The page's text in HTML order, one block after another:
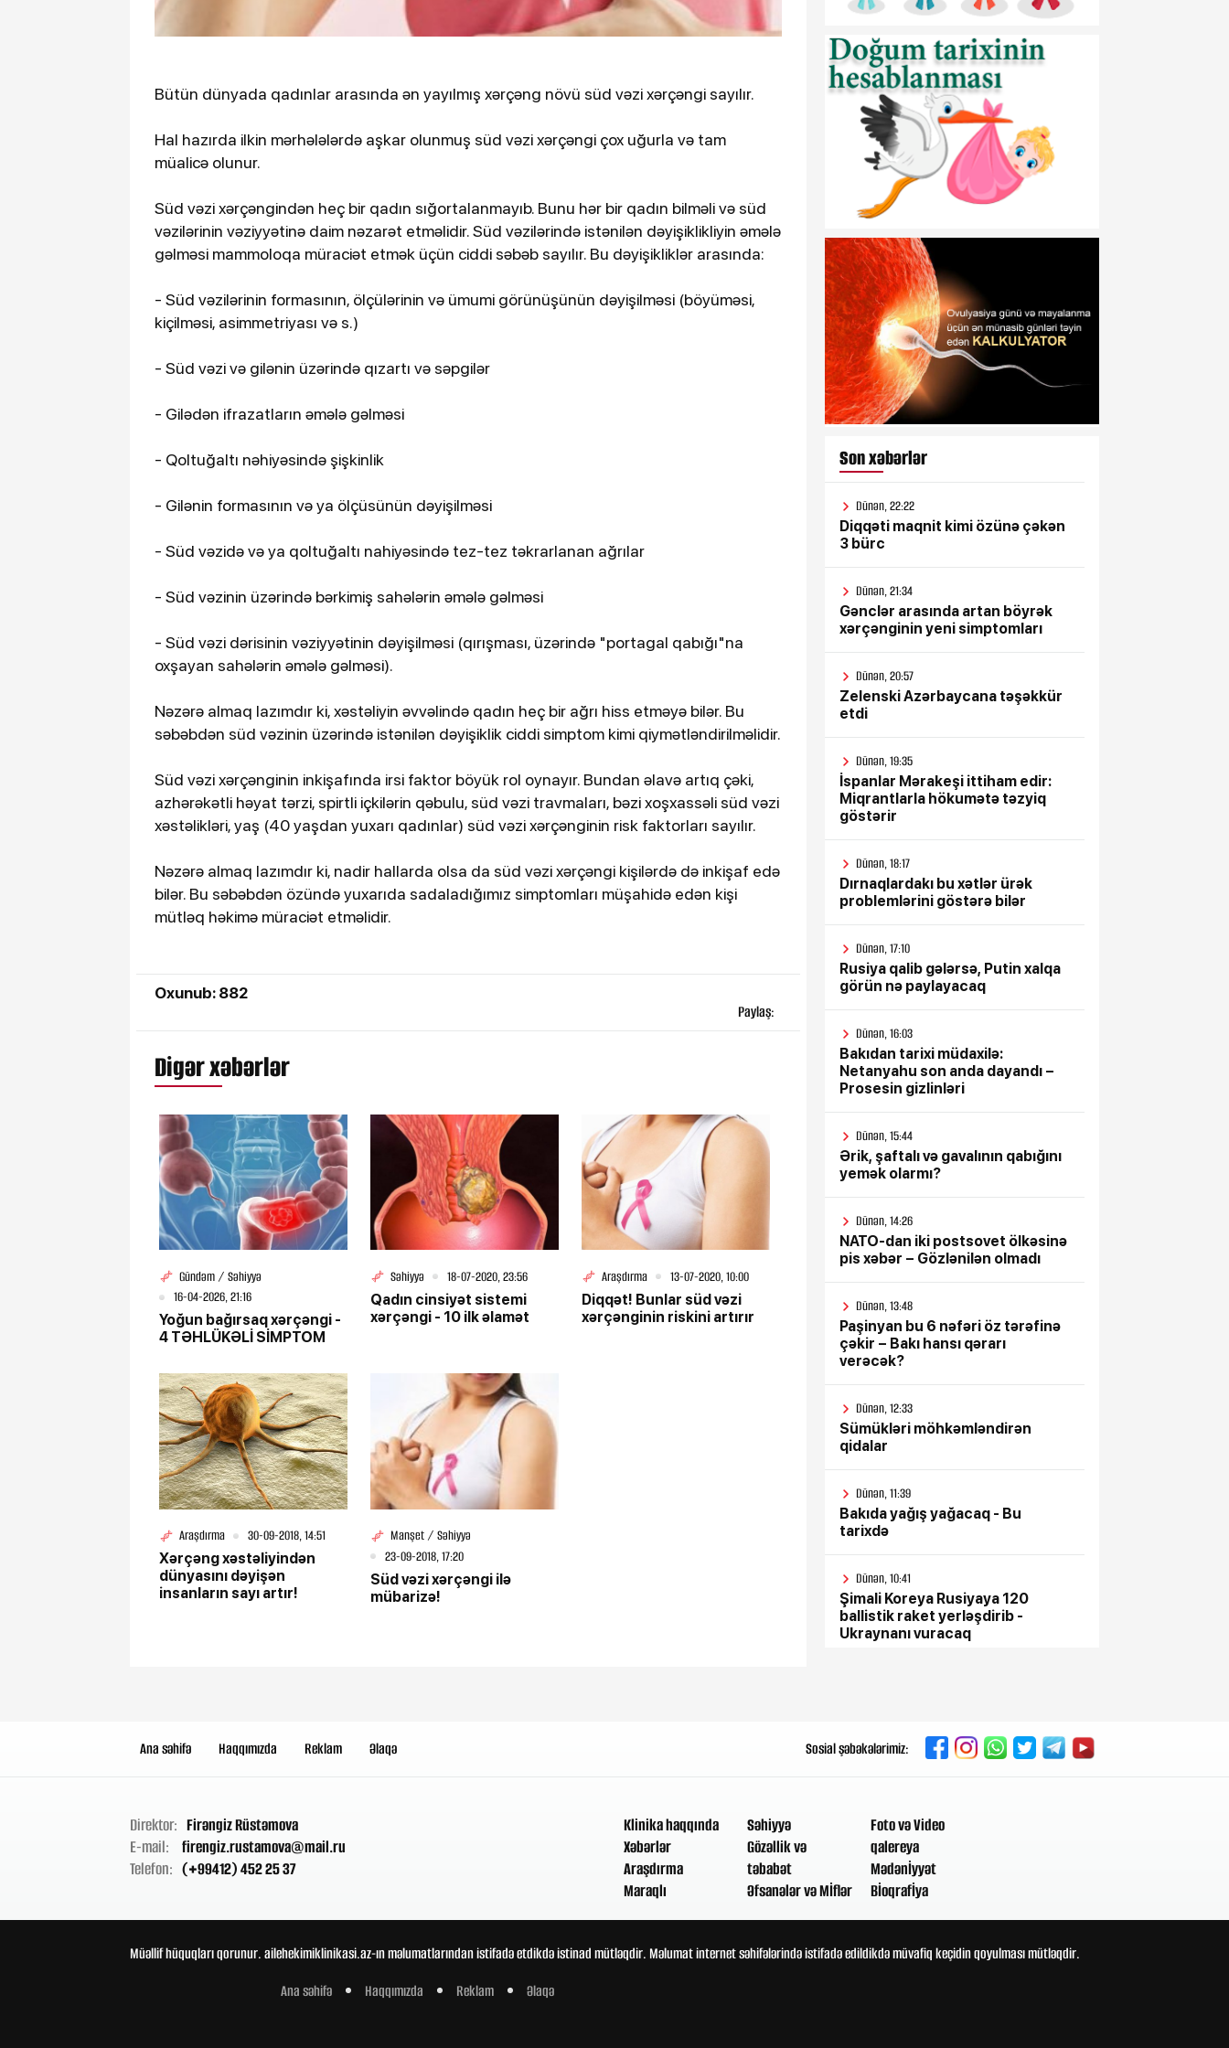
Bütün dünyada qadınlar arasında ən yayılmış xərçəng növü süd vəzi xərçəngi sayılır.
Hal hazırda ilkin mərhələlərdə aşkar olunmuş süd vəzi xərçəngi çox uğurla və tam
müalicə olunur.
Süd vəzi xərçəngindən heç bir qadın sığortalanmayıb. Bunu hər bir qadın bilməli və süd
vəzilərinin vəziyyətinə daim nəzarət etməlidir. Süd vəzilərində istənilən dəyişiklikliyin əmələ
gəlməsi mammoloqa müraciət etmək üçün ciddi səbəb sayılır. Bu dəyişikliklər arasında:
- Süd vəzilərinin formasının, ölçülərinin və ümumi görünüşünün dəyişilməsi (böyüməsi,
kiçilməsi, asimmetriyası və s.)
- Süd vəzi və gilənin üzərində qızartı və səpgilər
- Gilədən ifrazatların əmələ gəlməsi
- Qoltuğaltı nəhiyəsində şişkinlik
- Gilənin formasının və ya ölçüsünün dəyişilməsi
- Süd vəzidə və ya qoltuğaltı nahiyəsində tez-tez təkrarlanan ağrılar
- Süd vəzinin üzərində bərkimiş sahələrin əmələ gəlməsi
- Süd vəzi dərisinin vəziyyətinin dəyişilməsi (qırışması, üzərində "portagal qabığı"na
oxşayan sahələrin əmələ gəlməsi).
Nəzərə almaq lazımdır ki, xəstəliyin əvvəlində qadın heç bir ağrı hiss etməyə bilər. Bu
səbəbdən süd vəzinin üzərində istənilən dəyişiklik ciddi simptom kimi qiymətləndirilməlidir.
Süd vəzi xərçənginin inkişafında irsi faktor böyük rol oynayır. Bundan əlavə artıq çəki,
azhərəkətli həyat tərzi, spirtli içkilərin qəbulu, süd vəzi travmaları, bəzi xoşxassəli süd vəzi
xəstəlikləri, yaş (40 yaşdan yuxarı qadınlar) süd vəzi xərçənginin risk faktorları sayılır.
Nəzərə almaq lazımdır ki, nadir hallarda olsa da süd vəzi xərçəngi kişilərdə də inkişaf edə
bilər. Bu səbəbdən özündə yuxarıda sadaladığımız simptomları müşahidə edən kişi
mütləq həkimə müraciət etməlidir.
Oxunub: 882
Paylaş:
Digər xəbərlər
Gündəm / Səhiyyə
16-04-2026, 21:16
Yoğun bağırsaq xərçəngi -
4 TƏHLÜKƏLİ SİMPTOM
Səhiyyə
18-07-2020, 23:56
Qadın cinsiyət sistemi
xərçəngi - 10 ilk əlamət
Araşdırma
13-07-2020, 10:00
Diqqət! Bunlar süd vəzi
xərçənginin riskini artırır
Araşdırma
30-09-2018, 14:51
Xərçəng xəstəliyindən
dünyasını dəyişən
insanların sayı artır!
Manşet / Səhiyyə
23-09-2018, 17:20
Süd vəzi xərçəngi ilə
mübarizə!
Son xəbərlər
Dünən, 22:22
Diqqəti maqnit kimi özünə çəkən
3 bürc
Dünən, 21:34
Gənclər arasında artan böyrək
xərçənginin yeni simptomları
Dünən, 20:57
Zelenski Azərbaycana təşəkkür
etdi
Dünən, 19:35
İspanlar Mərakeşi ittiham edir:
Miqrantlarla hökumətə təzyiq
göstərir
Dünən, 18:17
Dırnaqlardakı bu xətlər ürək
problemlərini göstərə bilər
Dünən, 17:10
Rusiya qalib gələrsə, Putin xalqa
görün nə paylayacaq
Dünən, 16:03
Bakıdan tarixi müdaxilə:
Netanyahu son anda dayandı –
Prosesin gizlinləri
Dünən, 15:44
Ərik, şaftalı və gavalının qabığını
yemək olarmı?
Dünən, 14:26
NATO-dan iki postsovet ölkəsinə
pis xəbər – Gözlənilən olmadı
Dünən, 13:48
Paşinyan bu 6 nəfəri öz tərəfinə
çəkir – Bakı hansı qərarı
verəcək?
Dünən, 12:33
Sümükləri möhkəmləndirən
qidalar
Dünən, 11:39
Bakıda yağış yağacaq - Bu
tarixdə
Dünən, 10:41
Şimali Koreya Rusiyaya 120
ballistik raket yerləşdirib -
Ukraynanı vuracaq
uzaqlıqda yerləşir
5-08-2026, 21:30
Bu menopauza əlamətlərini
5-08-2026, 20:51
Ana səhifə Haqqımızda Reklam Əlaqə Sosial şəbəkələrimiz:
Direktor: Firəngiz Rüstəmova
E-mail:
firengiz.rustamova@mail.ru
Telefon: (+99412) 452 25 37
Klinika haqqında
Xəbərlər
Araşdırma
Maraqlı
Səhiyyə
Gözəllik və
təbabət
Əfsanələr və Mİflər
Foto və Video
qalereya
Mədənİyyət
Bİoqrafİya
Müəllif hüquqları qorunur. ailehekimiklinikasi.az-ın məlumatlarından istifadə etdikdə istinad mütləqdir. Məlumat internet səhifələrində istifadə edildikdə müvafiq keçidin qoyulması mütləqdir.
Ana səhifə
Haqqımızda Reklam Əlaqə